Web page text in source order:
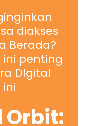
diakses
Berada?
ini penting
DIgital
ini
Orbit: